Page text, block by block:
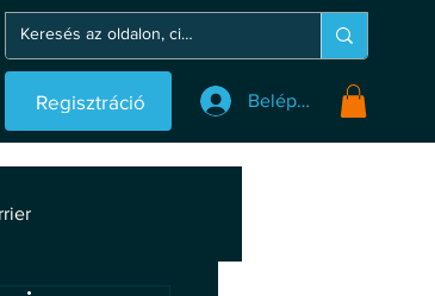
Regisztráció Belépés